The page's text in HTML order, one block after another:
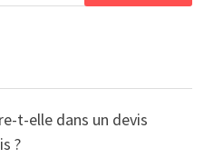
t-elle dans un devis
?